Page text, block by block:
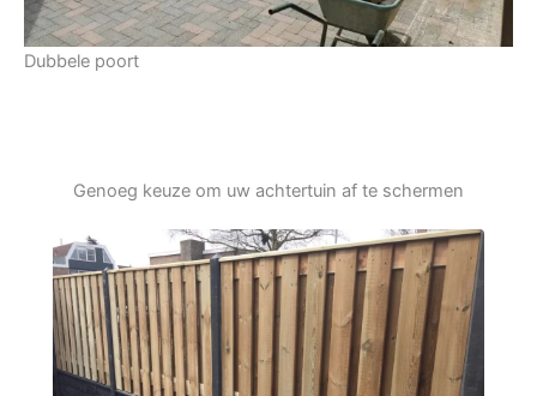
Dubbele poort
Genoeg keuze om uw achtertuin af te schermen